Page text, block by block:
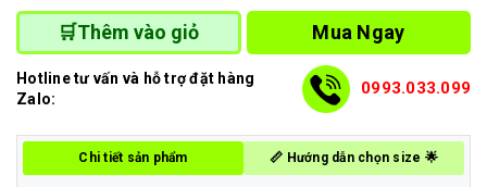
🛒Thêm vào giỏ Mua Ngay
Hotline tư vấn và hỗ trợ đặt hàng
Zalo:
0993.033.099
Chi tiết sản phẩm 📏 Hướng dẫn chọn size 🌟